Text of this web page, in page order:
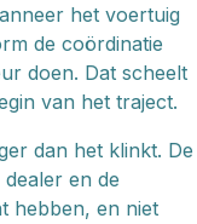
het voertuig
de coördinatie
doen. Dat scheelt
van het traject.
dan het klinkt. De
en de
hebben, en niet